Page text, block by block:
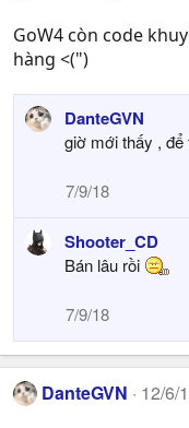
GoW4 còn code
hàng <(")
DanteGVN
giờ mới thấy ,
7/9/18
Shooter_CD
Bán lâu rồi
7/9/18
DanteGVN 12/6/